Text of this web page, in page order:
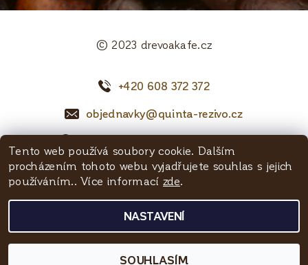
© 2023 drevoakafe.cz
+420 608 372 372
objednavky@quinta-rezivo.cz
Facebook
2026 © Dřevoakafe - Quinta řezivo, všechna práva vyhrazena
Vytvořil Shoptet
Tento web používá soubory cookie. Dalším
procházením tohoto webu vyjadřujete souhlas s jejich
používáním.. Více informací zde.
NASTAVENÍ
SOUHLASÍM